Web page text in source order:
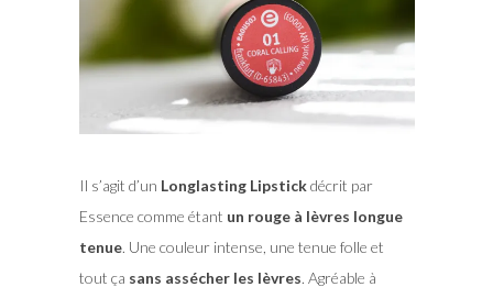
Il s’agit d’un Longlasting Lipstickdécrit par
Essence comme étant un rouge à lèvres longue
tenue. Une couleur intense, une tenue folle et
tout ça sans assécher les lèvres. Agréable à